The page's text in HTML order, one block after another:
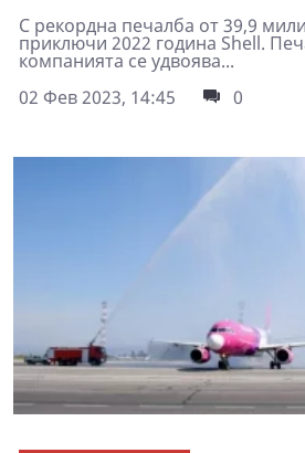
С рекордна печалба от 39,9
приключи 2022 година Shell.
компанията се удвоява...
02 Фев 2023, 14:45
0